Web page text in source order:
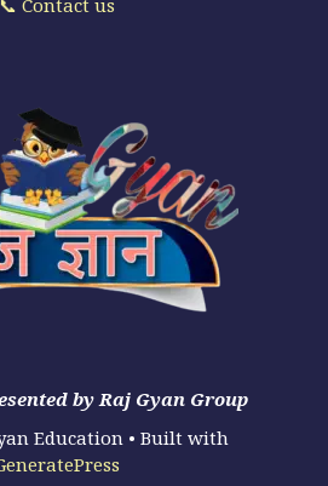
📞 Contact us
by Raj Gyan Group
Education• Built with